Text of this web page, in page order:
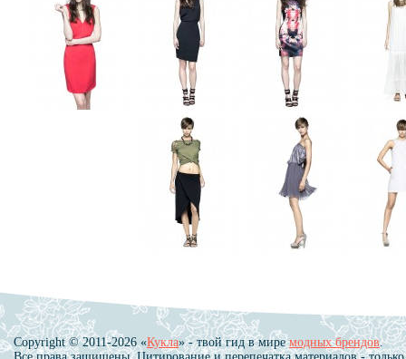
Copyright © 2011-2026 «Кукла» - твой гид в миремодных брендов.